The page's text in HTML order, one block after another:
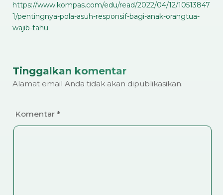
https://www.kompas.com/edu/read/2022/04/12/10513847
1/pentingnya-pola-asuh-responsif-bagi-anak-orangtua-
wajib-tahu
Tinggalkan komentar
Alamat email Anda tidak akan dipublikasikan.
Komentar *